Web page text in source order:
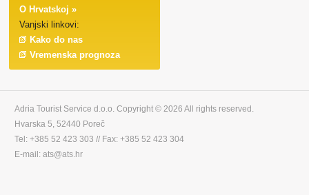
O Hrvatskoj »
Vanjski linkovi:
Kako do nas
Vremenska prognoza
Adria Tourist Service d.o.o. Copyright © 2026 All rights reserved.
Hvarska 5, 52440 Poreč
Tel: +385 52 423 303 // Fax: +385 52 423 304
E-mail: ats@ats.hr